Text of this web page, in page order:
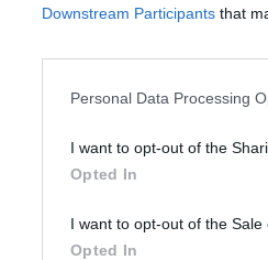
Downstream Participants that
Personal Data Processing
I want to opt-out of the
Opted In
I want to opt-out of the Sale
Opted In